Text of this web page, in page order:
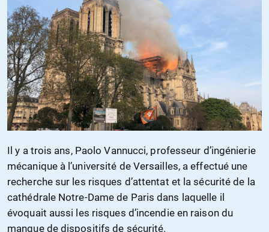
Il y a trois ans, Paolo Vannucci, professeur d’ingénierie
mécanique à l’université de Versailles, a effectué une
recherche sur les risques d’attentat et la sécurité de la
cathédrale Notre-Dame de Paris dans laquelle il
évoquait aussi les risques d’incendie en raison du
manque de dispositifs de sécurité.